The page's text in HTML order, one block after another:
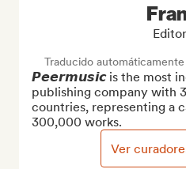
Editor
Traducido automáticamente
𝙋𝙚𝙚𝙧𝙢𝙪𝙨𝙞𝙘 is the most
publishing company with
countries, representing a
300,000 works.
Ver